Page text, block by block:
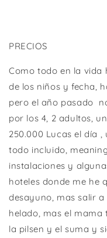
PRECIOS
Como todo en la vida
de los niños y fecha,
pero el año pasado
por los 4, 2 adultos,
250.000 Lucas el día
todo incluido,
instalaciones y
hoteles donde me he
desayuno, mas salir
helado, mas el mama
la pilsen y el suma y